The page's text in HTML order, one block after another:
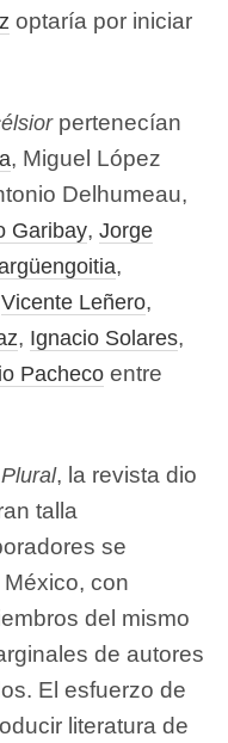
optaría por iniciar
pertenecían
, Miguel López
Delhumeau,
Garibay, Jorge
,
Vicente Leñero,
, Ignacio Solares,
Pacheco entre
Plural, la revista dio
talla
se
con
del mismo
de autores
El esfuerzo de
literatura de